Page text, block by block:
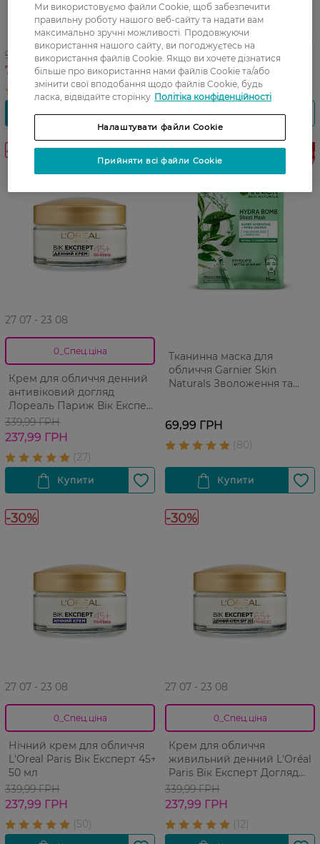
Тканинна маска для
обличчя Garnier Skin
Naturals Зволоження для
сухої та чутливої шкіри 32 г
99,99 ГРН
79,99 ГРН
Крем для обличчя денний
антивіковий догляд
Лореаль Париж Вік Експерт
35+ 50 мл
339,99 ГРН
237,99 ГРН
-30%
27 07 - 23 08
0_Спец.ціна
Крем для обличчя денний
антивіковий догляд
Лореаль Париж Вік Експерт
45+ 50 мл
339,99 ГРН
237,99 ГРН
Фінальний
розпродаж
Тканинна маска для
обличчя Garnier Skin
Naturals Зволоження та
69,99 ГРН
-30%
27 07 - 23 08
0_Спец.ціна
Нічний крем для обличчя
L'Оreal Paris Вік Експерт 45+
50 мл
339,99 ГРН
237,99 ГРН
-30%
27 07 - 23 08
0_Спец.ціна
Крем для обличчя
живильний денний L'Oréal
Paris Вік Експерт Догляд
339,99 ГРН
237,99 ГРН
Ми використовуємо файли Cookie, щоб забезпечити
правильну роботу нашого веб-сайту та надати вам
максимально зручні можливості. Продовжуючи
використання нашого сайту, ви погоджуєтесь на
використання файлів Cookie. Якщо ви хочете дізнатися
більше про використання нами файлів Cookie та/або
змінити свої вподобання щодо файлів Cookie, будь
ласка, відвідайте сторінку Політіка конфіденційності
Налаштувати файли Cookie
Прийняти всі файли Cookie